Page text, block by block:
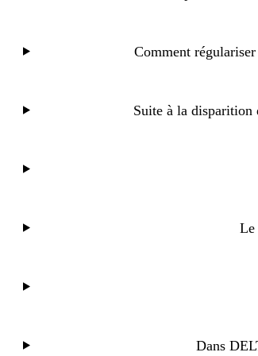
Comment
Suite à la disparition
Le
Dans